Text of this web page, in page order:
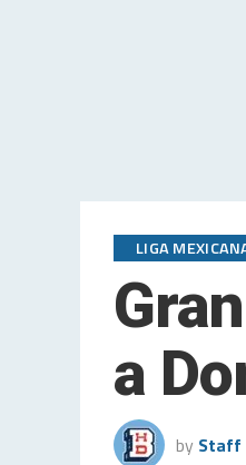
LIGA
a
by Staff